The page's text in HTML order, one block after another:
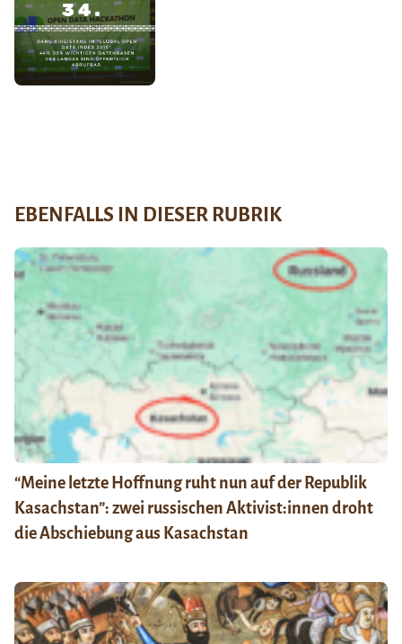
EBENFALLS IN DIESER RUBRIK
“Meine letzte Hoffnung ruht nun auf der Republik
Kasachstan”: zwei russischen Aktivist:innen droht
die Abschiebung aus Kasachstan